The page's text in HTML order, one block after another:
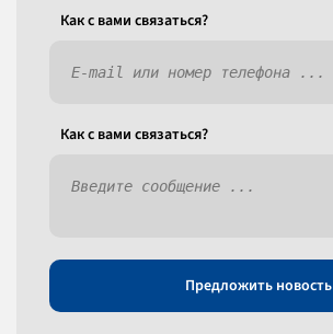
Как c вами связаться?
Как c вами связаться?
Предложить новость